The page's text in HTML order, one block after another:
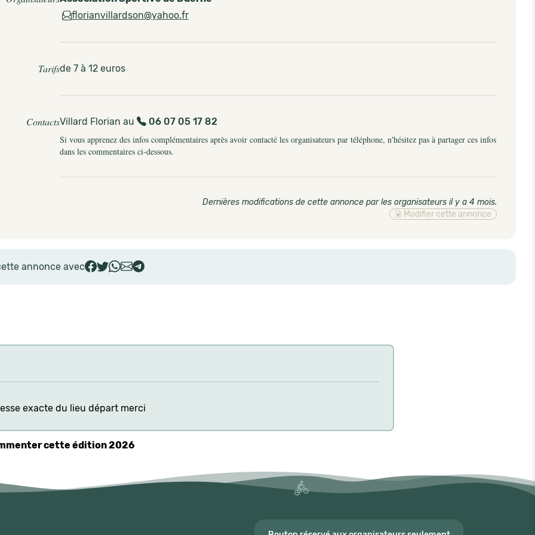
florianvillardson@yahoo.fr
Tarifsde 7 à 12 euros
ContactsVillard Florian au
06 07 05 17 82
Si vous apprenez des infos complémentaires après avoir contacté les organisateurs par téléphone, n'hésitez pas à partager ces infos
dans les commentaires ci-dessous.
Dernières modifications de cette annonce par les organisateurs il y a 4 mois.
Modifier cette annonce
annonce avec
exacte du lieu départ merci
cette édition 2026